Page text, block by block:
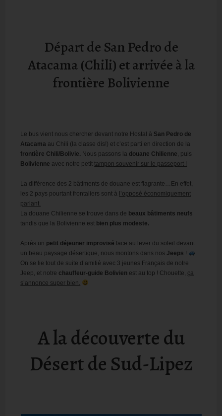
Départ de San Pedro de
Atacama (Chili) et arrivée à la
frontière Bolivienne
Le bus vient nous chercher devant notre Hostal à San Pedro de
Atacama au Chili (la classe dis!) et c’est parti en direction de la
frontière Chili/Bolivie. Nous passons la douane Chilienne, puis
Bolivienne avec notre petittampon souvenir sur le passeport !
La différence des 2 bâtiments de douane est flagrante…En effet,
les 2 pays pourtant frontaliers sont à l’opposé économiquement
parlant.
La douane Chilienne se trouve dans de beaux bâtiments neufs
tandis que la Bolivienne est bien plus modeste.
Après un petit déjeuner improvisé face au lever du soleil devant
un beau paysage désertique, nous montons dans nos Jeeps !
On se lie tout de suite d’amitié avec 3 jeunes Français de notre
Jeep, et notre chauffeur-guide Bolivien est au top ! Chouette, ça
s’annonce super bien.
A la découverte du
Désert de Sud-Lipez